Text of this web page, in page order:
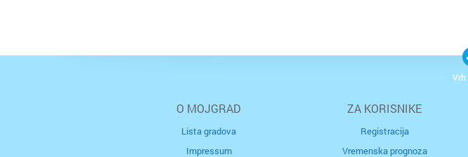
O MOJGRAD
Lista gradova
Impressum
ZA KORISNIKE
Registracija
Vremenska prognoza
Vrh